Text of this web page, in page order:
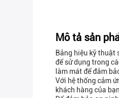
Mô tả sản
Bảng hiệu kỹ thuật
để sử dụng trong
làm mát để đảm
Với hệ thống cảm
khách hàng của